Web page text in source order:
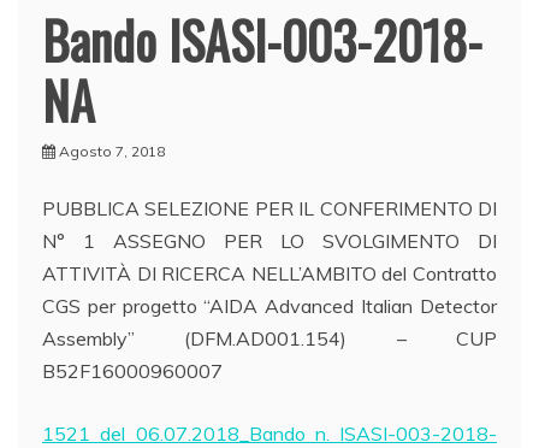
Bando ISASI-003-2018-
NA
Agosto 7, 2018
PUBBLICA SELEZIONE PER IL CONFERIMENTO DI
N° 1 ASSEGNO PER LO SVOLGIMENTO DI
ATTIVITÀ DI RICERCA NELL’AMBITO del Contratto
CGS per progetto “AIDA Advanced Italian Detector
Assembly” (DFM.AD001.154) – CUP
B52F16000960007
1521 del 06.07.2018_Bando n. ISASI-003-2018-